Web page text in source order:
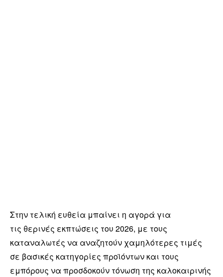
Στην τελική ευθεία μπαίνει η αγορά για
τις θερινές εκπτώσεις του 2026, με τους
καταναλωτές να αναζητούν χαμηλότερες τιμές
σε βασικές κατηγορίες προϊόντων και τους
εμπόρους να προσδοκούν τόνωση της καλοκαιρινής